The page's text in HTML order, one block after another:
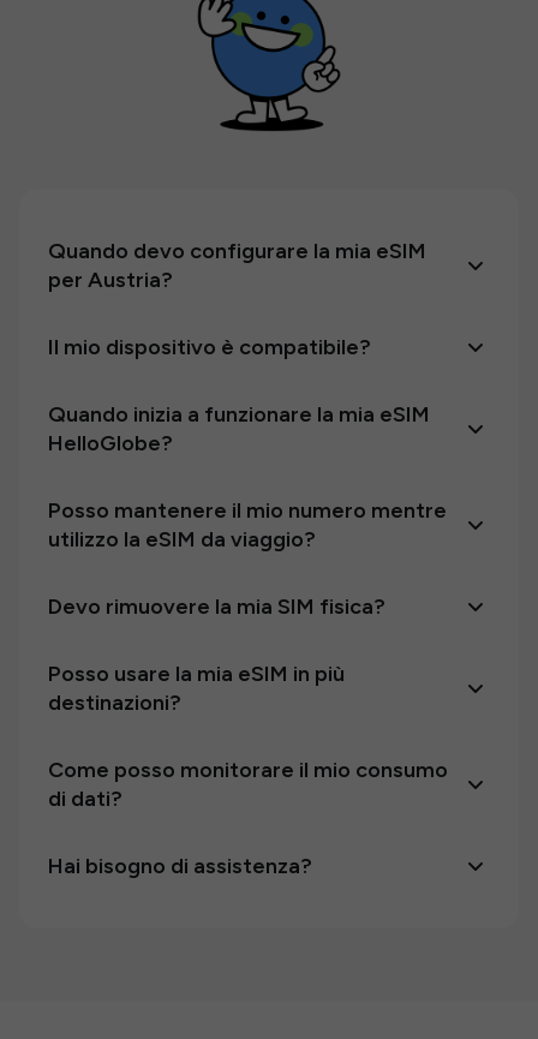
Quando devo configurare la mia eSIM
per Austria?
Il mio dispositivo è compatibile?
Quando inizia a funzionare la mia eSIM
HelloGlobe?
Posso mantenere il mio numero mentre
utilizzo la eSIM da viaggio?
Devo rimuovere la mia SIM fisica?
Posso usare la mia eSIM in più
destinazioni?
Come posso monitorare il mio consumo
di dati?
Hai bisogno di assistenza?